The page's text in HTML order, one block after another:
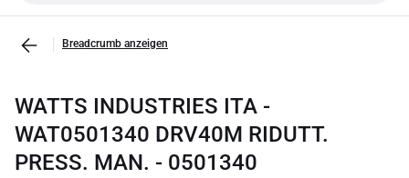
Breadcrumb anzeigen
WATTS INDUSTRIES ITA -
WAT0501340 DRV40M RIDUTT.
PRESS. MAN. - 0501340